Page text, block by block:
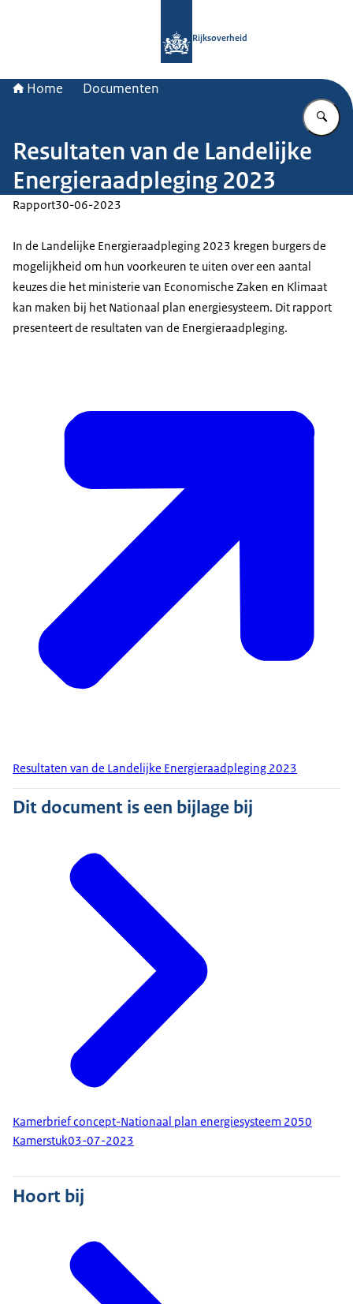
Rijksoverheid
Home Documenten
Resultaten van de Landelijke
Energieraadpleging 2023
Rapport30-06-2023
In de Landelijke Energieraadpleging 2023 kregen burgers de
mogelijkheid om hun voorkeuren te uiten over een aantal
keuzes die het ministerie van Economische Zaken en Klimaat
kan maken bij het Nationaal plan energiesysteem. Dit rapport
presenteert de resultaten van de Energieraadpleging.
Resultaten van de Landelijke Energieraadpleging 2023
Dit document is een bijlage bij
Kamerbrief concept-Nationaal plan energiesysteem 2050
Kamerstuk03-07-2023
Hoort bij